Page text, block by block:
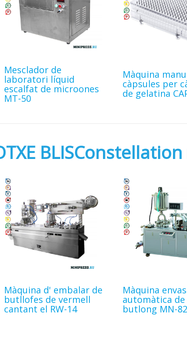
Mesclador de
laboratori líquid
escalfat de microones
MT-50
Màquina
càpsules per
de gelatina
Màquina d' embalar de
butllofes de vermell
cantant el RW-14
Màquina
automàtica de
butlong MN-82